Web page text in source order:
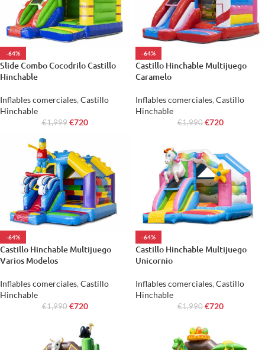
-64%
Slide Combo Cocodrilo Castillo
Hinchable
Inflables comerciales, Castillo
Hinchable
€1,999 €720
-64%
Castillo Hinchable Multijuego
Caramelo
Inflables comerciales, Castillo
Hinchable
€1,990 €720
-64%
Castillo Hinchable Multijuego
Varios Modelos
Inflables comerciales, Castillo
Hinchable
€1,990 €720
-64%
Castillo Hinchable Multijuego
Unicornio
Inflables comerciales, Castillo
Hinchable
€1,990 €720